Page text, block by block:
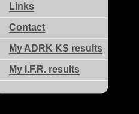
Links
Contact
My ADRK KS results
My I.F.R. results